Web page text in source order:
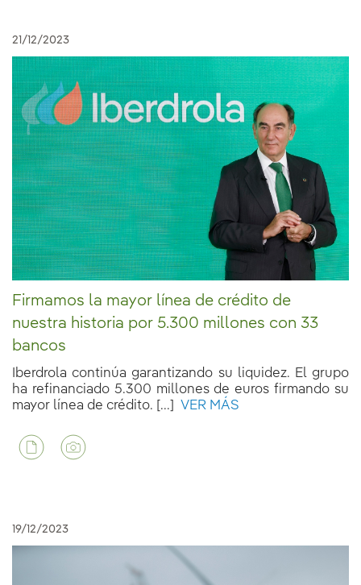
21/12/2023
Firmamos la mayor línea de crédito de
nuestra historia por 5.300 millones con 33
bancos
Iberdrola continúa garantizando su liquidez. El grupo
ha refinanciado 5.300 millones de euros firmando su
mayor línea de crédito. [...]
VER MÁS
19/12/2023